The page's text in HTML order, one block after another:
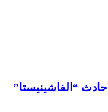
“الفاشينيستا”